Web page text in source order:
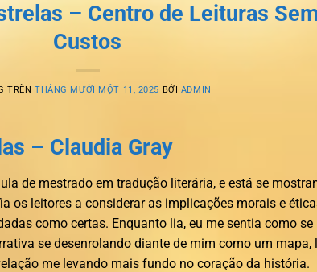
– Centro de Leituras Sem
Custos
TRÊNTHÁNG MƯỜI MỘT 11, 2025 BỞI ADMIN
– Claudia Gray
de mestrado em tradução literária, e está se
os leitores a considerar as implicações morais e
como certas. Enquanto lia, eu me sentia como se
se desenrolando diante de mim como um mapa,
me levando mais fundo no coração da história.